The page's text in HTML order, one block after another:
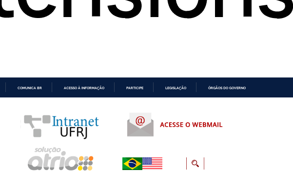
COMUNICA BR ACESSO À INFORMAÇÃO PARTICIPE LEGISLAÇÃO ÓRGÃOS DO GOVERNO